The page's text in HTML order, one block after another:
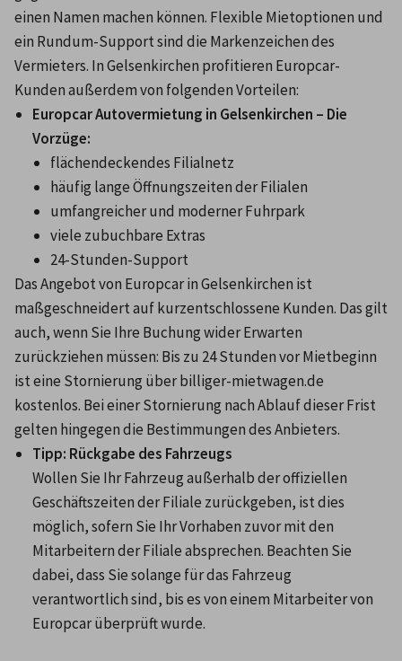
einen Namen machen können. Flexible Mietoptionen und
ein Rundum-Support sind die Markenzeichen des
Vermieters. In Gelsenkirchen profitieren Europcar-
Kunden außerdem von folgenden Vorteilen:
Europcar Autovermietung in Gelsenkirchen – Die
Vorzüge:
flächendeckendes Filialnetz
häufig lange Öffnungszeiten der Filialen
umfangreicher und moderner Fuhrpark
viele zubuchbare Extras
24-Stunden-Support
Das Angebot von Europcar in Gelsenkirchen ist
maßgeschneidert auf kurzentschlossene Kunden. Das gilt
auch, wenn Sie Ihre Buchung wider Erwarten
zurückziehen müssen: Bis zu 24 Stunden vor Mietbeginn
ist eine Stornierung über billiger-mietwagen.de
kostenlos. Bei einer Stornierung nach Ablauf dieser Frist
gelten hingegen die Bestimmungen des Anbieters.
Tipp: Rückgabe des Fahrzeugs
Wollen Sie Ihr Fahrzeug außerhalb der offiziellen
Geschäftszeiten der Filiale zurückgeben, ist dies
möglich, sofern Sie Ihr Vorhaben zuvor mit den
Mitarbeitern der Filiale absprechen. Beachten Sie
dabei, dass Sie solange für das Fahrzeug
verantwortlich sind, bis es von einem Mitarbeiter von
Europcar überprüft wurde.